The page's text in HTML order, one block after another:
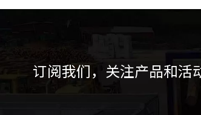
订阅我们，关注产品和活